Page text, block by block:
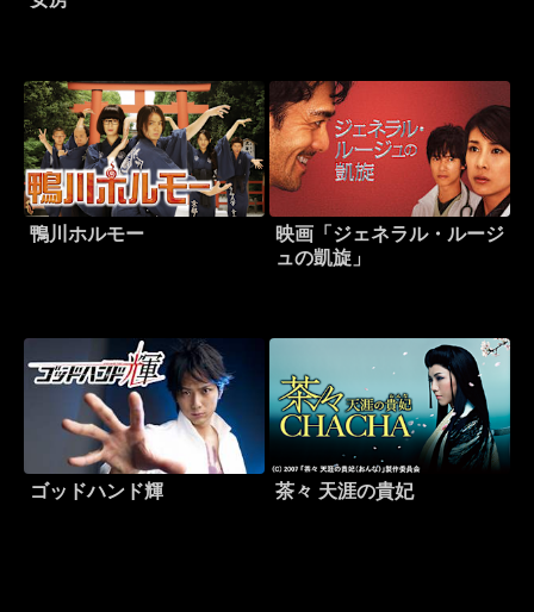
鴨川ホルモー
映画「ジェネラル・ルージ
ュの凱旋」
ゴッドハンド輝 茶々 天涯の貴妃